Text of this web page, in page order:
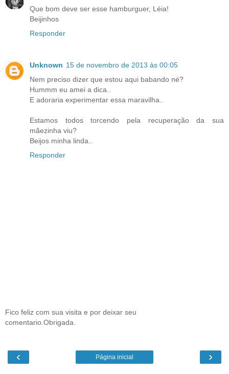
Que bom deve ser esse hamburguer, Léia!
Beijinhos
Responder
Unknown 15 de novembro de 2013 às 00:05
Nem preciso dizer que estou aqui babando né?
Hummm eu amei a dica..
E adoraria experimentar essa maravilha..
Estamos todos torcendo pela recuperação da sua
mãezinha viu?
Beijos minha linda..
Responder
Fico feliz com sua visita e por deixar seu
comentario.Obrigada.
‹ ›
Página inicial